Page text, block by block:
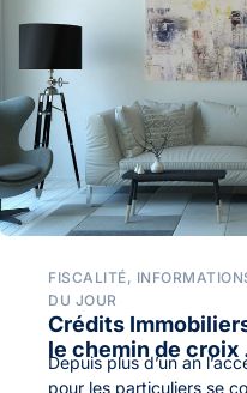
FISCALITÉ,
DU JOUR
Crédits
le chemin de
Depuis plus d’un an
pour les particuliers se